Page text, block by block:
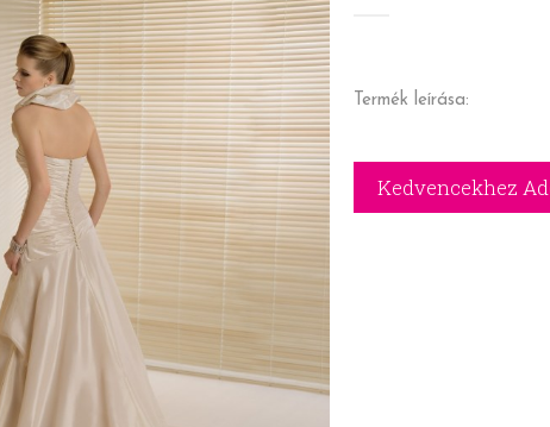
Termék leírása: